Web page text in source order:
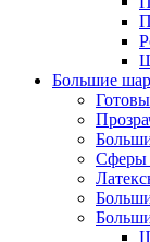
Большие
Сферы